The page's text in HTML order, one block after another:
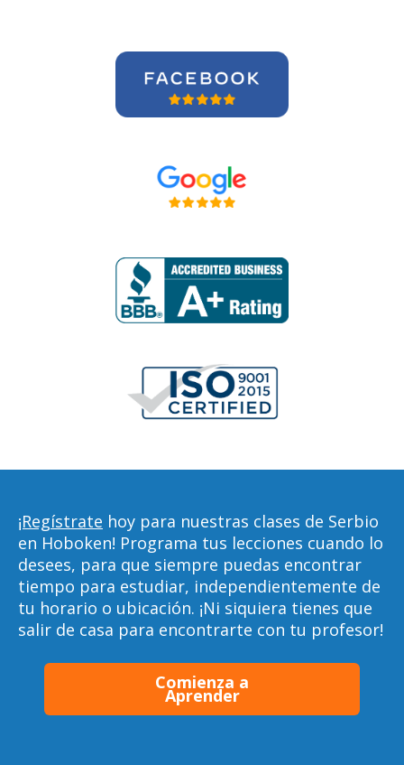
¡Regístrate hoy para nuestras clases de Serbio
en Hoboken! Programa tus lecciones cuando lo
desees, para que siempre puedas encontrar
tiempo para estudiar, independientemente de
tu horario o ubicación. ¡Ni siquiera tienes que
salir de casa para encontrarte con tu profesor!
Comienza a
Aprender